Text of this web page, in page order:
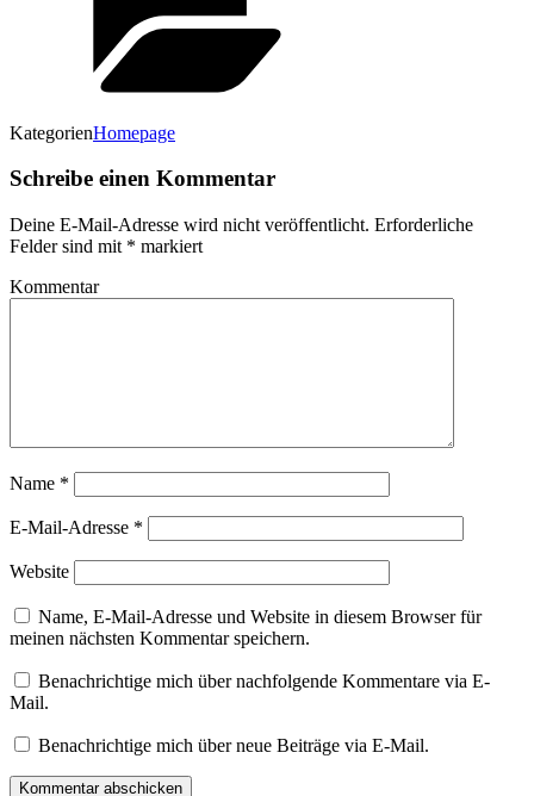
KategorienHomepage
Schreibe einen Kommentar
Deine E-Mail-Adresse wird nicht veröffentlicht. Erforderliche
Felder sind mit * markiert
Kommentar
Name *
E-Mail-Adresse *
Website
Name, E-Mail-Adresse und Website in diesem Browser für
meinen nächsten Kommentar speichern.
Benachrichtige mich über nachfolgende Kommentare via E-
Mail.
Benachrichtige mich über neue Beiträge via E-Mail.